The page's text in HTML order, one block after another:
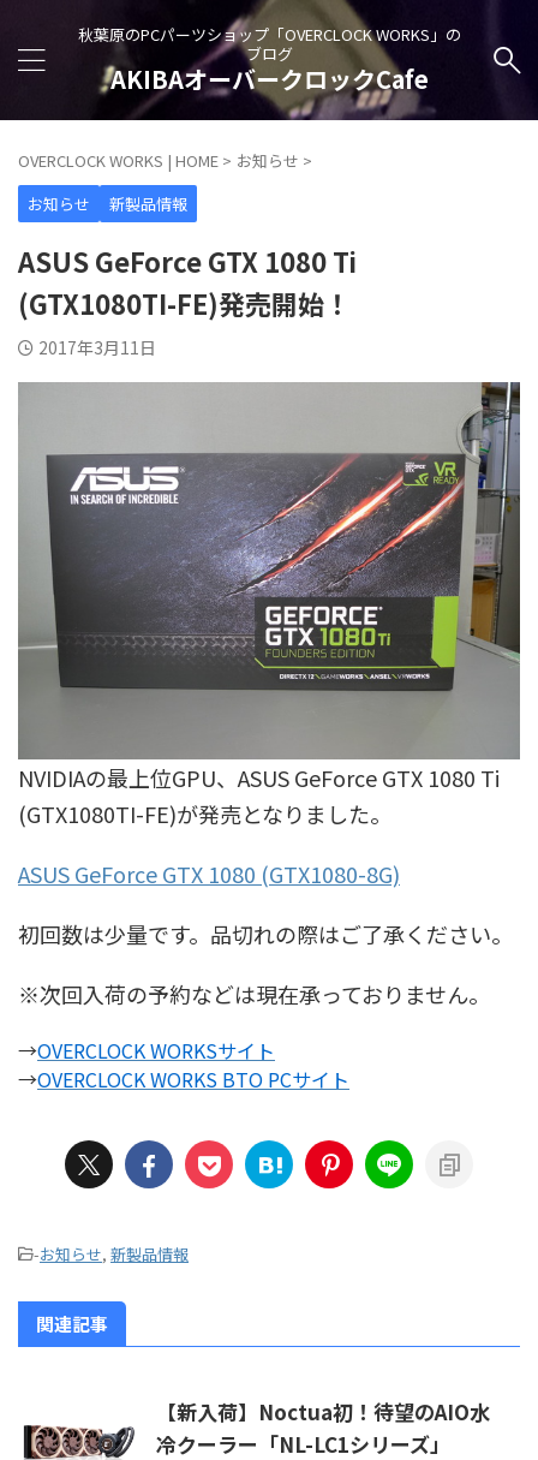
秋葉原のPCパーツショップ「OVERCLOCK WORKS」の
ブログ
AKIBAオーバークロックCafe
OVERCLOCK WORKS | HOME > お知らせ >
お知らせ
新製品情報
ASUS GeForce GTX 1080 Ti
(GTX1080TI-FE)発売開始！
2017年3月11日
NVIDIAの最上位GPU、ASUS GeForce GTX 1080 Ti
(GTX1080TI-FE)が発売となりました。
ASUS GeForce GTX 1080 (GTX1080-8G)
初回数は少量です。品切れの際はご了承ください。
※次回入荷の予約などは現在承っておりません。
→OVERCLOCK WORKSサイト
→OVERCLOCK WORKS BTO PCサイト
-お知らせ, 新製品情報
関連記事
【新入荷】Noctua初！待望のAIO水
冷クーラー「NL-LC1シリーズ」